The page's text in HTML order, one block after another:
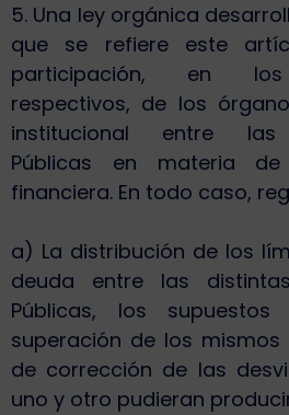
5. Una ley orgánica
que se refiere este
participación, en los
respectivos, de los
institucional entre las
Públicas en materia
financiera. En todo caso,
a) La distribución de los
deuda entre las
Públicas, los supuestos
superación de los
de corrección de las
uno y otro pudieran